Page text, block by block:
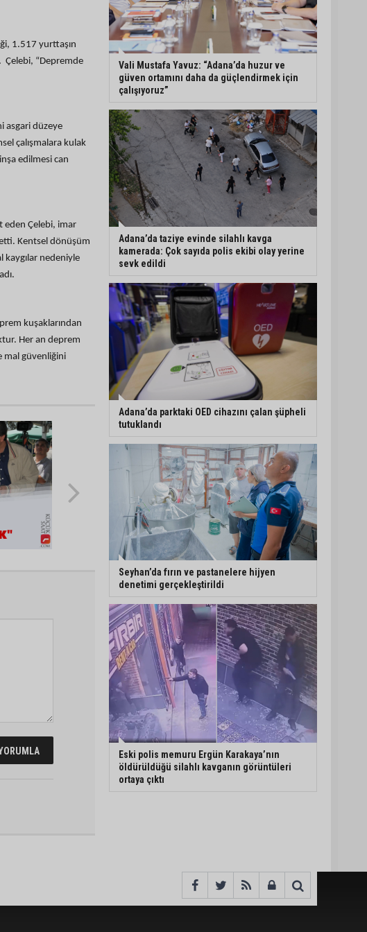
1.517 yurttaşın
Çelebi, “Depremde
asgari düzeye
çalışmalara kulak
edilmesi can
eden Çelebi, imar
etti. Kentsel dönüşüm
kaygılar nedeniyle
kuşaklarından
Her an deprem
mal güvenliğini
Eski polis memuru Ergün
Karakaya’nın öldürüldüğü
silahlı kavganın
görüntüleri ortaya çıktı
etiket kontrolü
Mustafa Özkan: "Yüreğir
Belediye Başkan Vekilliği
seçimine ilişkin hukuki
süreç başlatıldı"
Vali Mustafa Yavuz: “Adana’da huzur ve
güven ortamını daha da güçlendirmek için
çalışıyoruz”
Adana’da taziye evinde silahlı kavga
kamerada: Çok sayıda polis ekibi olay yerine
sevk edildi
Adana’da parktaki OED cihazını çalan şüpheli
tutuklandı
Seyhan’da fırın ve pastanelere hijyen
denetimi gerçekleştirildi
Eski polis memuru Ergün Karakaya’nın
öldürüldüğü silahlı kavganın görüntüleri
ortaya çıktı